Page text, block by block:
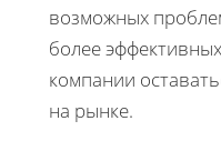
возможных
более
компании
на рынке.